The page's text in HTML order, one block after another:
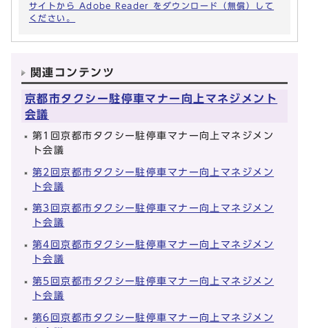
サイトから Adobe Reader をダウンロード（無償）して
ください。
関連コンテンツ
京都市タクシー駐停車マナー向上マネジメント
会議
第1回京都市タクシー駐停車マナー向上マネジメン
ト会議
第2回京都市タクシー駐停車マナー向上マネジメン
ト会議
第3回京都市タクシー駐停車マナー向上マネジメン
ト会議
第4回京都市タクシー駐停車マナー向上マネジメン
ト会議
第5回京都市タクシー駐停車マナー向上マネジメン
ト会議
第6回京都市タクシー駐停車マナー向上マネジメン